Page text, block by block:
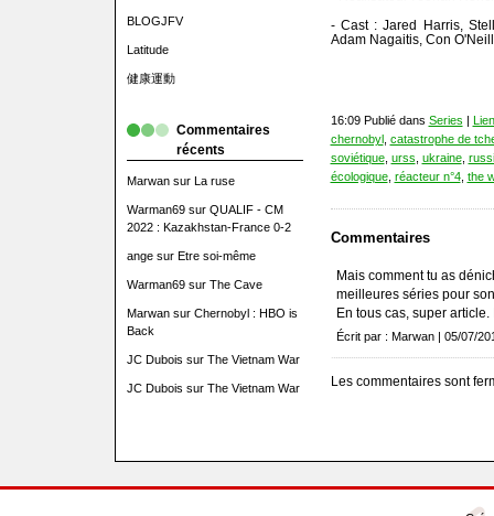
BLOGJFV
Latitude
健康運動
Commentaires
récents
Marwansur La ruse
Warman69sur QUALIF - CM
2022 : Kazakhstan-France 0-2
angesur Etre soi-même
Warman69sur The Cave
Marwansur Chernobyl : HBO is
Back
JC Dubois sur The Vietnam War
JC Dubois sur The Vietnam War
- Cast : Jared Harris,
Adam Nagaitis, Con
16:09 Publié dans Series |
chernobyl, catastrophe de
soviétique, urss ukraine,
écologique, réacteur n°4, the
Commentaires
Mais comment tu as
meilleures séries pour
En tous cas, super
Écrit par : Marwan | 05/07/
Les commentaires sont